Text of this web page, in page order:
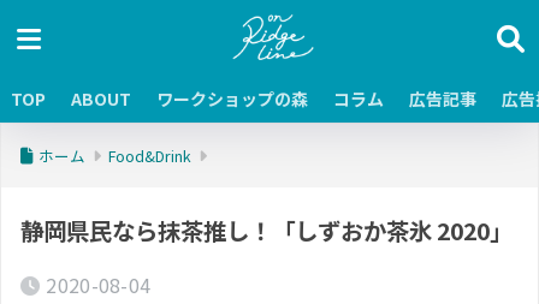
TOP ABOUT ワークショップの森 コラム 広告記事 広
ホーム Food&Drink
静岡県民なら抹茶推し！「しずおか茶氷 2020」
2020-08-04